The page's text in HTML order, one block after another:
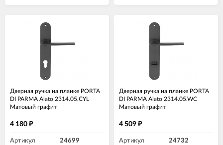
Дверная ручка на планке PORTA
DI PARMA Alato 2314.05.CYL
Матовый графит
4 180 ₽
Артикул 24699
Дверная ручка на планке PORTA
DI PARMA Alato 2314.05.WC
Матовый графит
4 509 ₽
Артикул 24732